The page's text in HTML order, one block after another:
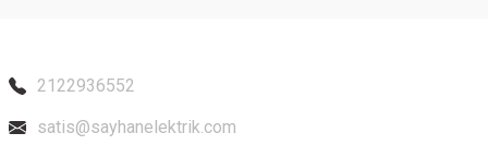
2122936552
satis@sayhanelektrik.com